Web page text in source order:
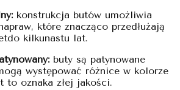
konstrukcja butów umożliwia
które znacząco przedłużają
kilkunastu lat.
buty są patynowane
występować różnice w kolorze
to oznaka złej jakości.